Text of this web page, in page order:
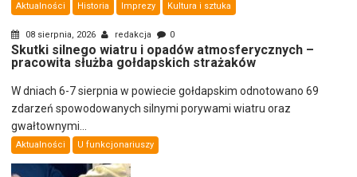
Aktualności Historia Imprezy Kultura i sztuka
08 sierpnia, 2026 redakcja 0
Skutki silnego wiatru i opadów atmosferycznych –
pracowita służba gołdapskich strażaków
W dniach 6-7 sierpnia w powiecie gołdapskim odnotowano 69
zdarzeń spowodowanych silnymi porywami wiatru oraz
gwałtownymi...
Aktualności U funkcjonariuszy